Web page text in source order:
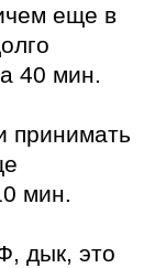
еще в
40 мин.
принимать
мин.
дык, это